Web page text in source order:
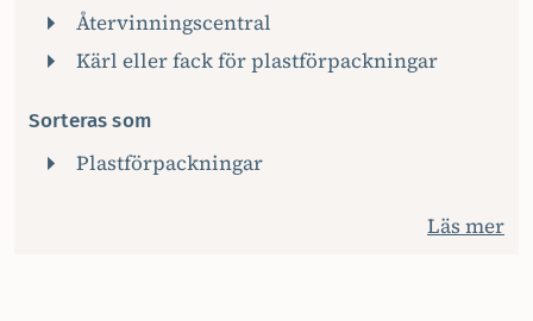
Återvinningscentral
Kärl eller fack för plastförpackningar
Sorteras som
Plastförpackningar
Läs mer